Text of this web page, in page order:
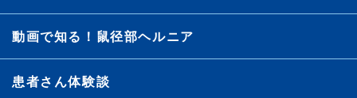
動画で知る！鼠径部ヘルニア
患者さん体験談